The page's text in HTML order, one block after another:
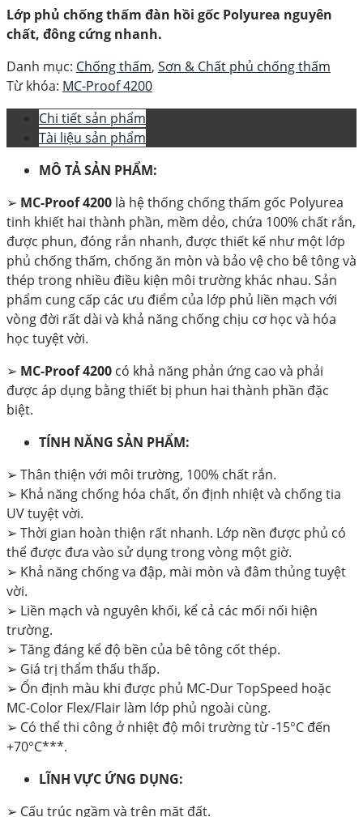
Lớp phủ chống thấm đàn hồi gốc Polyurea nguyên
chất, đông cứng nhanh.
Danh mục: Chống thấm, Sơn & Chất phủ chống thấm
Từ khóa: MC-Proof 4200
Chi tiết sản phẩm
Tài liệu sản phẩm
MÔ TẢ SẢN PHẨM:
➢ MC-Proof 4200 là hệ thống chống thấm gốc Polyurea
tinh khiết hai thành phần, mềm dẻo, chứa 100% chất rắn,
được phun, đóng rắn nhanh, được thiết kế như một lớp
phủ chống thấm, chống ăn mòn và bảo vệ cho bê tông và
thép trong nhiều điều kiện môi trường khác nhau. Sản
phẩm cung cấp các ưu điểm của lớp phủ liền mạch với
vòng đời rất dài và khả năng chống chịu cơ học và hóa
học tuyệt vời.
➢ MC-Proof 4200 có khả năng phản ứng cao và phải
được áp dụng bằng thiết bị phun hai thành phần đặc
biệt.
TÍNH NĂNG SẢN PHẨM:
➢ Thân thiện với môi trường, 100% chất rắn.
➢ Khả năng chống hóa chất, ổn định nhiệt và chống tia
UV tuyệt vời.
➢ Thời gian hoàn thiện rất nhanh. Lớp nền được phủ có
thể được đưa vào sử dụng trong vòng một giờ.
➢ Khả năng chống va đập, mài mòn và đâm thủng tuyệt
vời.
➢ Liền mạch và nguyên khối, kể cả các mối nối hiện
trường.
➢ Tăng đáng kể độ bền của bê tông cốt thép.
➢ Giá trị thẩm thấu thấp.
➢ Ổn định màu khi được phủ MC-Dur TopSpeed hoặc
MC-Color Flex/Flair làm lớp phủ ngoài cùng.
➢ Có thể thi công ở nhiệt độ môi trường từ -15°C đến
+70°C***.
LĨNH VỰC ỨNG DỤNG:
➢ Cấu trúc ngầm và trên mặt đất.